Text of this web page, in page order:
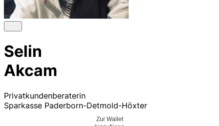
Selin
Akcam
Privatkundenberaterin
Sparkasse Paderborn-Detmold-Höxter
Zur Wallet